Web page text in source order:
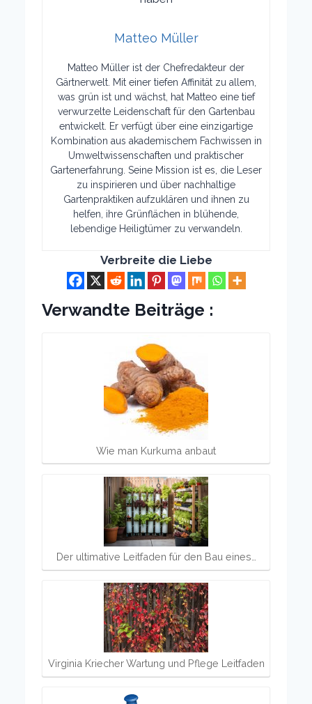
Matteo Müller
Matteo Müller ist der Chefredakteur der
Gärtnerwelt. Mit einer tiefen Affinität zu allem,
was grün ist und wächst, hat Matteo eine tief
verwurzelte Leidenschaft für den Gartenbau
entwickelt. Er verfügt über eine einzigartige
Kombination aus akademischem Fachwissen in
Umweltwissenschaften und praktischer
Gartenerfahrung. Seine Mission ist es, die Leser
zu inspirieren und über nachhaltige
Gartenpraktiken aufzuklären und ihnen zu
helfen, ihre Grünflächen in blühende,
lebendige Heiligtümer zu verwandeln.
Verbreite die Liebe
Verwandte Beiträge :
Wie man Kurkuma anbaut
Der ultimative Leitfaden für den Bau eines…
Virginia Kriecher Wartung und Pflege Leitfaden